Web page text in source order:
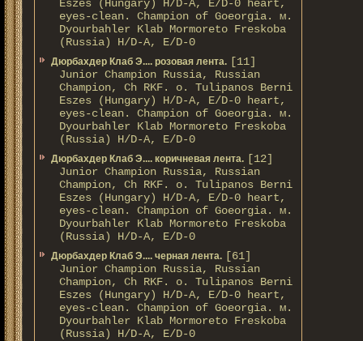
Eszes (Hungary) H/D-A, E/D-0 heart,
eyes-clean. Champion of Gоeorgia. м.
Dyourbahler Klab Mormoreto Freskoba
(Russia) H/D-А, E/D-0
Дюрбахдер Клаб Э.... розовая лента. [11]
Junior Champion Russia, Russian
Champion, Ch RKF. о. Tulipanos Berni
Eszes (Hungary) H/D-A, E/D-0 heart,
eyes-clean. Champion of Gоeorgia. м.
Dyourbahler Klab Mormoreto Freskoba
(Russia) H/D-А, E/D-0
Дюрбахдер Клаб Э.... коричневая лента. [12]
Junior Champion Russia, Russian
Champion, Ch RKF. о. Tulipanos Berni
Eszes (Hungary) H/D-A, E/D-0 heart,
eyes-clean. Champion of Gоeorgia. м.
Dyourbahler Klab Mormoreto Freskoba
(Russia) H/D-А, E/D-0
Дюрбахдер Клаб Э.... черная лента. [61]
Junior Champion Russia, Russian
Champion, Ch RKF. о. Tulipanos Berni
Eszes (Hungary) H/D-A, E/D-0 heart,
eyes-clean. Champion of Gоeorgia. м.
Dyourbahler Klab Mormoreto Freskoba
(Russia) H/D-А, E/D-0